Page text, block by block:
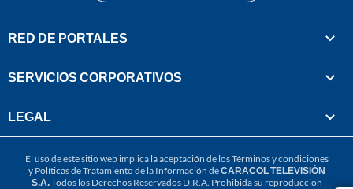
RED DE PORTALES
SERVICIOS CORPORATIVOS
LEGAL
El uso de este sitio web implica la aceptación de losTérminos y condiciones
y Políticas de Tratamiento de la Información deCARACOL TELEVISIÓN
S.A.Todos los Derechos Reservados D.R.A. Prohibida su reproducción